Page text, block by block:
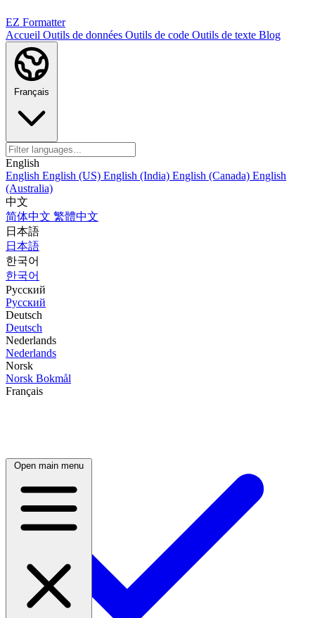
EZ Formatter
Accueil Outils de données Outils de code Outils de texte Blog
Français
English
English English (US) English (India) English (Canada) English
(Australia)
中文
简体中文 繁體中文
日本語
日本語
한국어
한국어
Русский
Русский
Deutsch
Deutsch
Nederlands
Nederlands
Norsk
Norsk Bokmål
Français
Open main menu